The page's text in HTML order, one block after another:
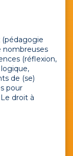
(pédagogie
nombreuses
(réflexion,
de (se)
pour
droit à